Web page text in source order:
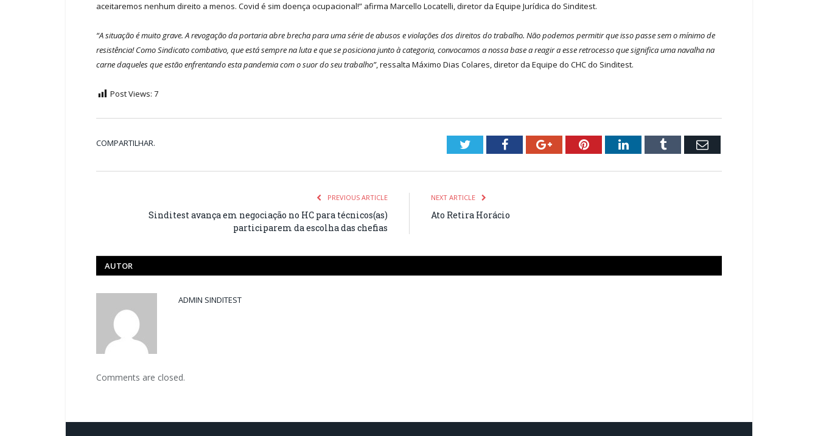
aceitaremos nenhum direito a menos. Covid é sim doença ocupacional!” afirma Marcello Locatelli, diretor da Equipe Jurídica do Sinditest.
“A situação é muito grave. A revogação da portaria abre brecha para uma série de abusos e violações dos direitos do trabalho. Não podemos permitir que isso passe sem o mínimo de
resistência! Como Sindicato combativo, que está sempre na luta e que se posiciona junto à categoria, convocamos a nossa base a reagir a esse retrocesso que significa uma navalha na
carne daqueles que estão enfrentando esta pandemia com o suor do seu trabalho”, ressalta Máximo Dias Colares, diretor da Equipe do CHC do Sinditest.
Post Views: 7
COMPARTILHAR. TwitterFacebookGoogle+PinterestLinkedInTumblr Email
PREVIOUS ARTICLE
Sinditest avança em negociação no HC para técnicos(as)
participarem da escolha das chefias
NEXT ARTICLE
Ato Retira Horácio
AUTOR
ADMIN SINDITEST
Comments are closed.